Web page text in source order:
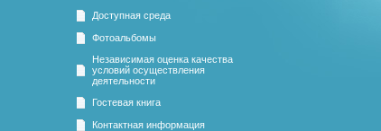
Доступная среда
Фотоальбомы
Независимая оценка качества
условий осуществления
деятельности
Гостевая книга
Контактная информация